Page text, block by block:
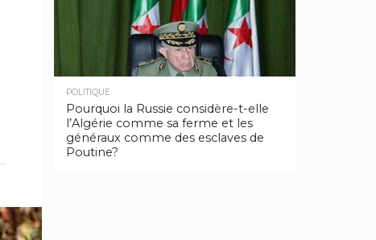
POLITIQUE
Pourquoi la Russie considère-t-elle
l’Algérie comme sa ferme et les
généraux comme des esclaves de
Poutine?